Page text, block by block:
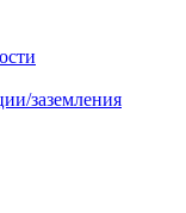
заземления